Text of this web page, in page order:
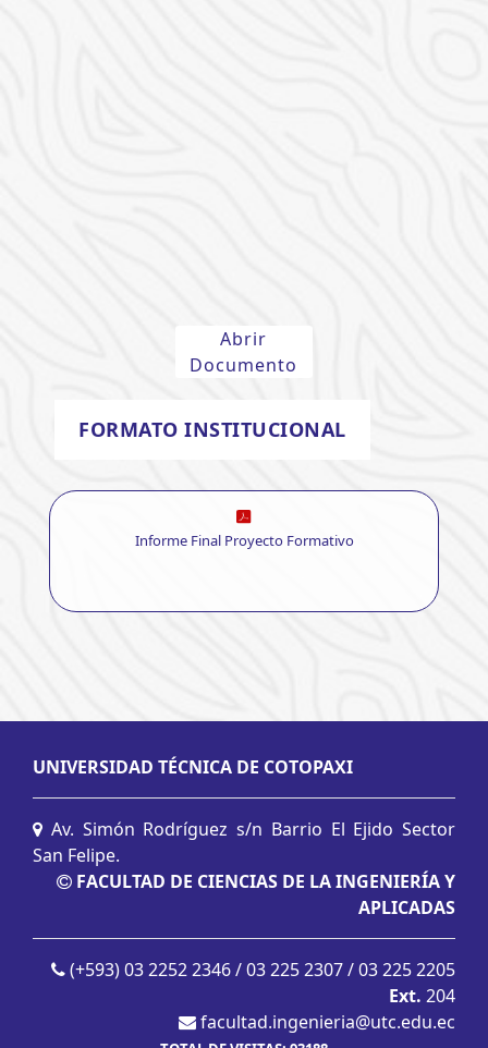
Abrir
Documento
FORMATO INSTITUCIONAL
Informe Final Proyecto Formativo
UNIVERSIDAD TÉCNICA DE COTOPAXI
Av. Simón Rodríguez s/n Barrio El Ejido Sector
San Felipe.
FACULTAD DE CIENCIAS DE LA INGENIERÍA Y
APLICADAS
(+593) 03 2252 2346 / 03 225 2307 / 03 225 2205
Ext. 204
facultad.ingenieria@utc.edu.ec